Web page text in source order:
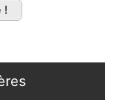
!